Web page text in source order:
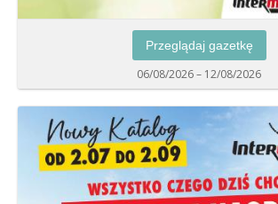
Przeglądaj gazetkę
06/08/2026 – 12/08/2026